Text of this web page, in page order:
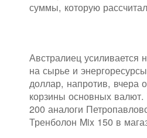
суммы, которую
Австралиец усиливается
на сырье и
доллар, напротив, вчера
корзины основных
200 аналоги
Тренболон Mix 150 в